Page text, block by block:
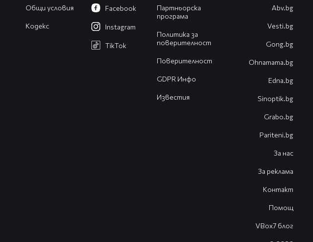
Общи условия
Кодекс
Партньорска
програма
Политика за
поверителност
Поверителност
GDPR Инфо
Известия
Facebook
Instagram
TikTok
Abv.bg
Vesti.bg
Gong.bg
Оhnamama.bg
Edna.bg
Sinoptik.bg
Grabo.bg
Pariteni.bg
За нас
За реклама
Контакт
Помощ
VBox7 блог